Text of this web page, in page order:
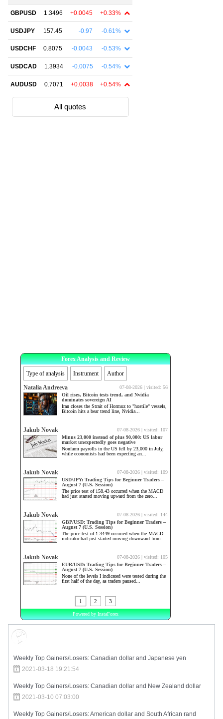
Weekly Top Gainers/Losers: Canadian dollar and Japanese yen
2021-03-18 19:21:54
Weekly Top Gainers/Losers: Canadian dollar and New Zealand dollar
2021-03-10 07:03:00
Weekly Top Gainers/Losers: American dollar and South African rand